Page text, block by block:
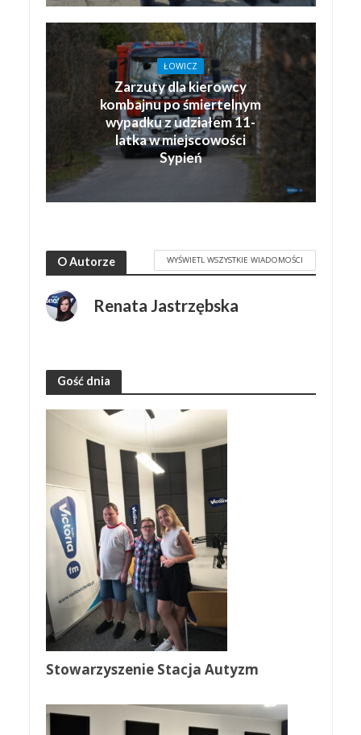
ŁOWICZ
Zarzuty dla kierowcy
kombajnu po śmiertelnym
wypadku z udziałem 11-
latka w miejscowości
Sypień
O Autorze WYŚWIETL WSZYSTKIE WIADOMOŚCI
Renata Jastrzębska
Gość dnia
Stowarzyszenie Stacja Autyzm